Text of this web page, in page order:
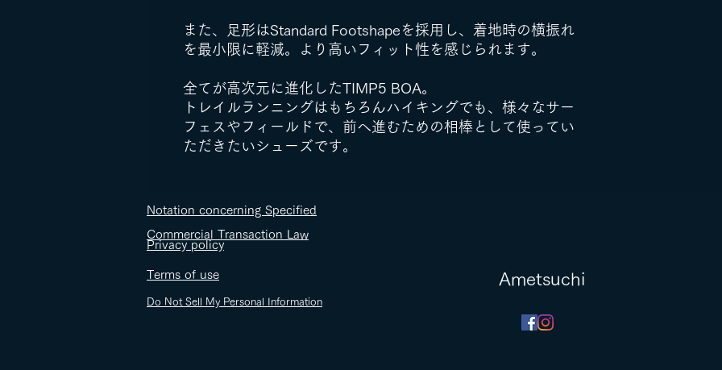
また、足形はStandard Footshapeを採用し、着地時の横振れ
を最小限に軽減。より高いフィット性を感じられます。
全てが高次元に進化したTIMP5 BOA。
トレイルランニングはもちろんハイキングでも、様々なサー
フェスやフィールドで、前へ進むための相棒として使ってい
ただきたいシューズです。
​Notation concerning Specified
Commercial Transaction Law
​Privacy policy
​Terms of use ​Ametsuchi
Do Not Sell My Personal Information